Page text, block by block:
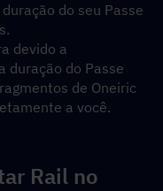
do seu Passe
devido a
duração do Passe
de Oneiric
a você.
Rail no